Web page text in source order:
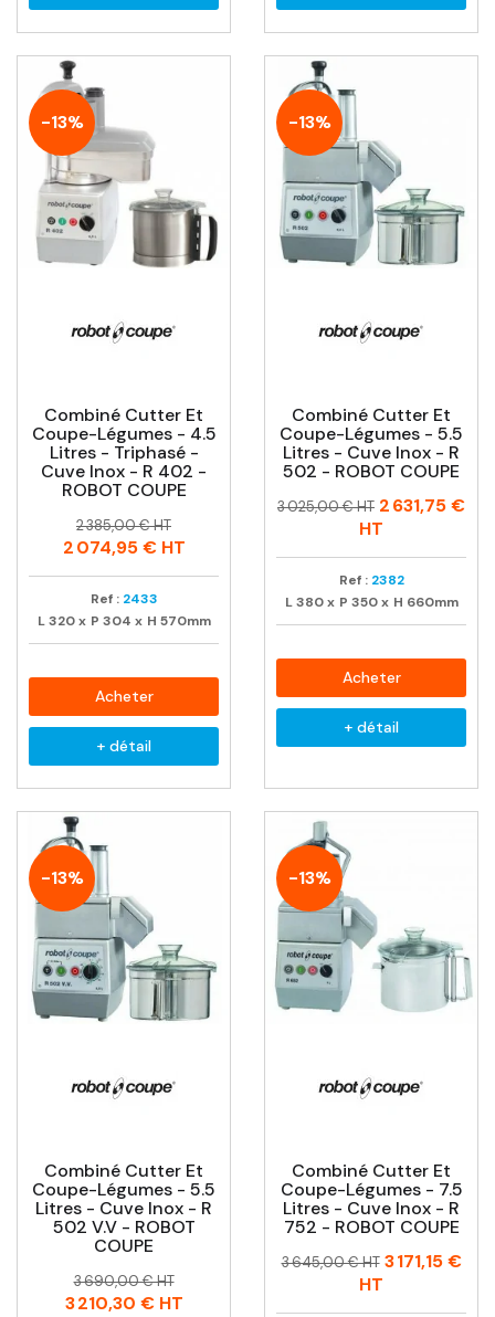
-13%
Combiné Cutter Et
Coupe-Légumes - 4.5
Litres - Triphasé -
Cuve Inox - R 402 -
ROBOT COUPE
Prix
Prix
habituel
2 385,00 € HT
2 074,95 €HT
Ref : 2433
L 320 x P 304 x H 570mm
Acheter
+ détail
-13%
Combiné Cutter Et
Coupe-Légumes - 5.5
Litres - Cuve Inox - R
502 - ROBOT COUPE
Prix
Prix
3 025,00 € HT 2 631,75 €
HT
Ref : 2382
L 380 x P 350 x H 660mm
Acheter
+ détail
-13%
Combiné Cutter Et
Coupe-Légumes - 5.5
Litres - Cuve Inox - R
502 V.V - ROBOT
COUPE
Prix
Prix
habituel
3 690,00 € HT
3 210,30 €HT
-13%
Combiné Cutter Et
Coupe-Légumes - 7.5
Litres - Cuve Inox - R
752 - ROBOT COUPE
Prix
Prix
3 645,00 € HT 3 171,15 €
HT